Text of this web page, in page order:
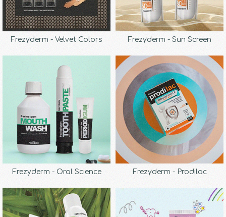
Frezyderm - Velvet Colors Frezyderm - Sun Screen
Frezyderm - Oral Science Frezyderm - Prodilac